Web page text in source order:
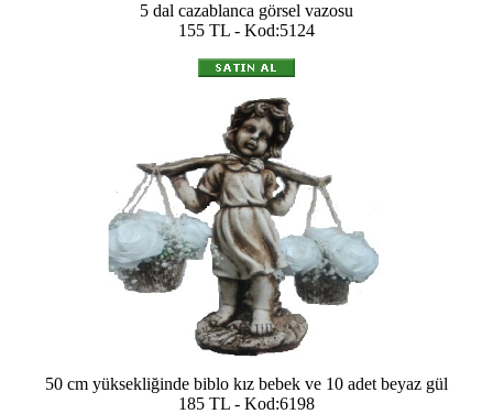
5 dal cazablanca görsel vazosu
155 TL - Kod:5124
50 cm yüksekliğinde biblo kız bebek ve 10 adet beyaz gül
185 TL - Kod:6198